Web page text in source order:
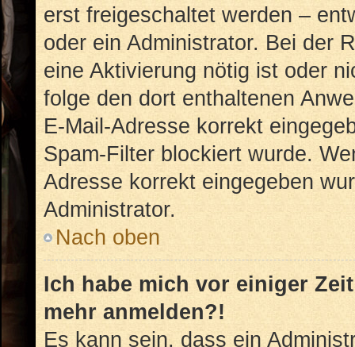
erst freigeschaltet werden –
oder ein Administrator. Bei der
eine Aktivierung nötig ist oder
folge den dort enthaltenen
E-Mail-Adresse korrekt
Spam-Filter blockiert wurde.
Adresse korrekt eingegeben
Administrator.
Nach oben
Ich habe mich vor einiger
mehr anmelden?!
Es kann sein, dass ein